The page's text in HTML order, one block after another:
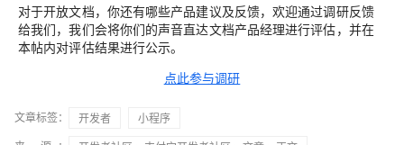
对于开放文档，你还有哪些产品建议及反馈，欢迎通过调研反馈
给我们，我们会将你们的声音直达文档产品经理进行评估，并在
本帖内对评估结果进行公示。
点此参与调研
文章标签： 开发者
小程序